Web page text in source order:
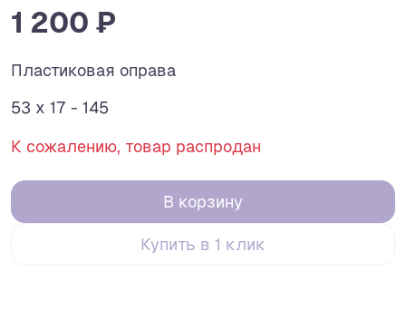
1 200 ₽
Пластиковая оправа
53 x 17 - 145
К сожалению, товар распродан
В корзину
Купить в 1 клик